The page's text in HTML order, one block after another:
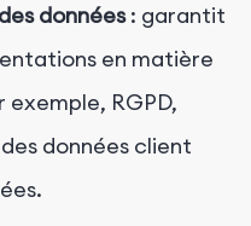
données : garantit
en matière
RGPD,
données client